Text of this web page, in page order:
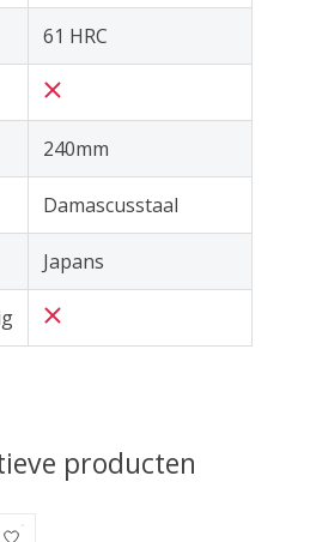
61 HRC
240mm
Damascusstaal
Japans
producten